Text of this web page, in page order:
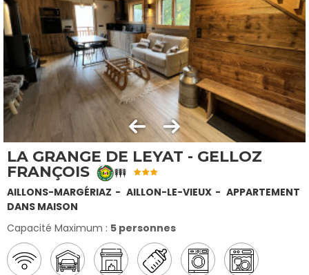
LA GRANGE DE LEYAT - GELLOZ
FRANÇOIS
AILLONS-MARGÉRIAZ AILLON-LE-VIEUX
APPARTEMENT
DANS MAISON
Capacité Maximum : 5 personnes